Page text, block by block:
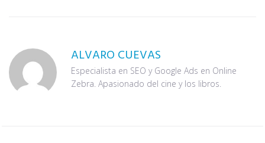
ALVARO CUEVAS
Especialista en SEO y Google Ads en Online
Zebra. Apasionado del cine y los libros.